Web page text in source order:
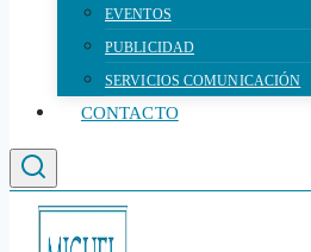
EVENTOS
PUBLICIDAD
SERVICIOS COMUNICACIÓN
CONTACTO